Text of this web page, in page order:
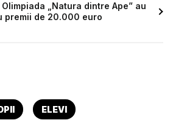
„Natura dintre Ape” au
premii de 20.000 euro
ELEVI